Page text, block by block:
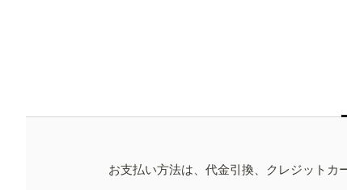
お支払い方法は、代金引換、クレジットカ